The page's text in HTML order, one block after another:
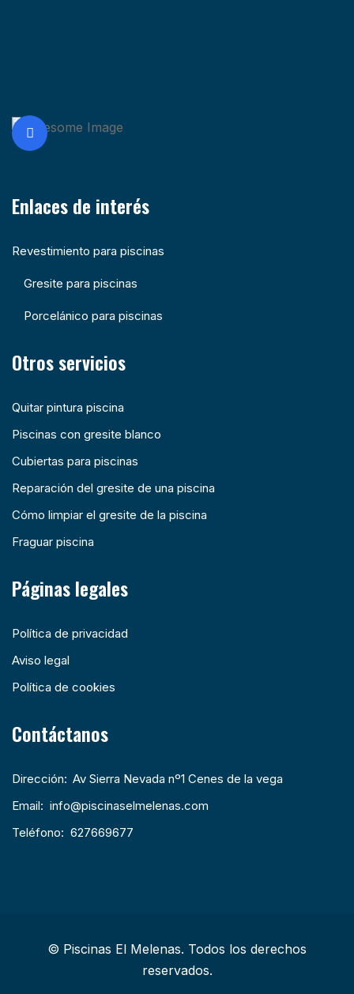
Enlaces de interés
Revestimiento para piscinas
Gresite para piscinas
Porcelánico para piscinas
Otros servicios
Quitar pintura piscina
Piscinas con gresite blanco
Cubiertas para piscinas
Reparación del gresite de una piscina
Cómo limpiar el gresite de la piscina
Fraguar piscina
Páginas legales
Política de privacidad
Aviso legal
Política de cookies
Contáctanos
Dirección: Av Sierra Nevada nº1 Cenes de la vega
Email: info@piscinaselmelenas.com
Teléfono: 627669677
© Piscinas El Melenas. Todos los derechos
reservados.